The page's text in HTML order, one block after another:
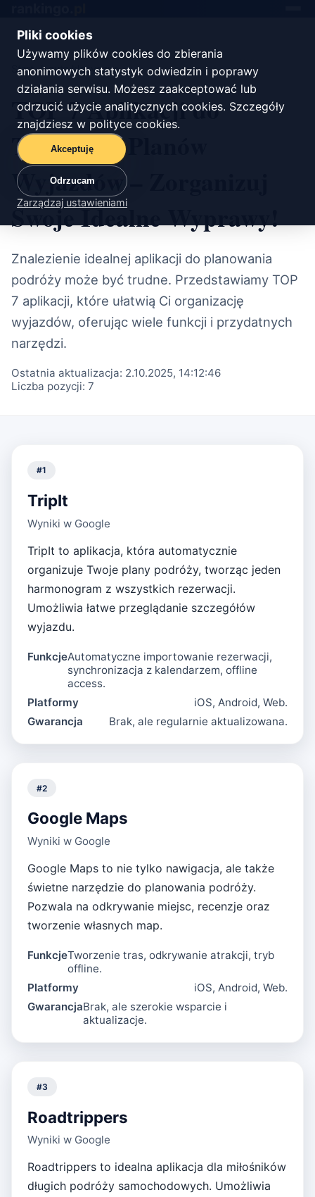
Pliki cookies
Używamy plików cookies do zbierania
anonimowych statystyk odwiedzin i poprawy
działania serwisu. Możesz zaakceptować lub
odrzucić użycie analitycznych cookies. Szczegóły
znajdziesz w polityce cookies.
Akceptuję
Odrzucam
Zarządzaj ustawieniami
Start/auta klasyczne
TOP 7 Aplikacji do
Tworzenia Planów
Wyjazdów – Zorganizuj
Swoje Idealne Wyprawy!
Znalezienie idealnej aplikacji do planowania
podróży może być trudne. Przedstawiamy TOP
7 aplikacji, które ułatwią Ci organizację
wyjazdów, oferując wiele funkcji i przydatnych
narzędzi.
Ostatnia aktualizacja: 2.10.2025, 14:12:46
Liczba pozycji: 7
#1
TripIt
Wyniki w Google
TripIt to aplikacja, która automatycznie
organizuje Twoje plany podróży, tworząc jeden
harmonogram z wszystkich rezerwacji.
Umożliwia łatwe przeglądanie szczegółów
wyjazdu.
FunkcjeAutomatyczne importowanie rezerwacji,
synchronizacja z kalendarzem, offline
access.
Platformy
iOS, Android, Web.
Gwarancja
Brak, ale regularnie aktualizowana.
#2
Google Maps
Wyniki w Google
Google Maps to nie tylko nawigacja, ale także
świetne narzędzie do planowania podróży.
Pozwala na odkrywanie miejsc, recenzje oraz
tworzenie własnych map.
FunkcjeTworzenie tras, odkrywanie atrakcji, tryb
offline.
Platformy
iOS, Android, Web.
GwarancjaBrak, ale szerokie wsparcie i
aktualizacje.
#3
Roadtrippers
Wyniki w Google
Roadtrippers to idealna aplikacja dla miłośników
długich podróży samochodowych. Umożliwia